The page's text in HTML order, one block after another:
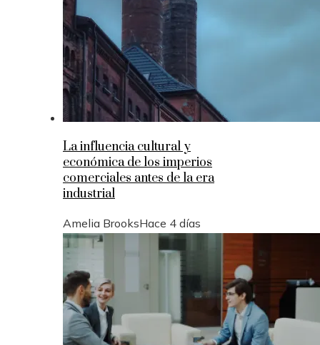
La influencia cultural y
económica de los imperios
comerciales antes de la era
industrial
Amelia BrooksHace 4 días